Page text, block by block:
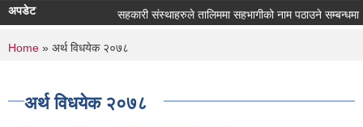
अपडेट सहकारी संस्थाहरुले तालिममा सहभागीको नाम पठाउने सम्बन्धमा ।
You are here
Home » अर्थ विधयेक २०७८
अर्थ विधयेक २०७८